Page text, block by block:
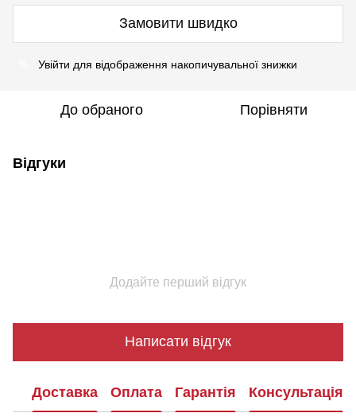
Замовити швидко
Увійти для відображення накопичувальної знижки
До обраного Порівняти
Відгуки
Додайте перший відгук
Написати відгук
Доставка Оплата Гарантія Консультація